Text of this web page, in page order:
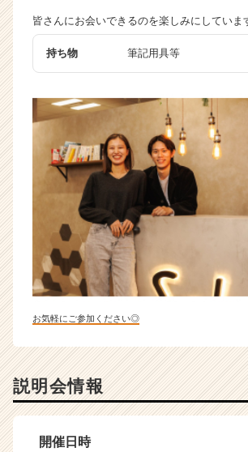
皆さんにお会いできるのを楽しみにしていま
持ち物 筆記用具等
お気軽にご参加ください◎
説明会情報
開催日時